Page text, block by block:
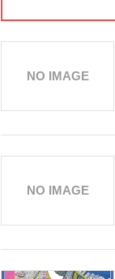
NO IMAGE
NO IMAGE